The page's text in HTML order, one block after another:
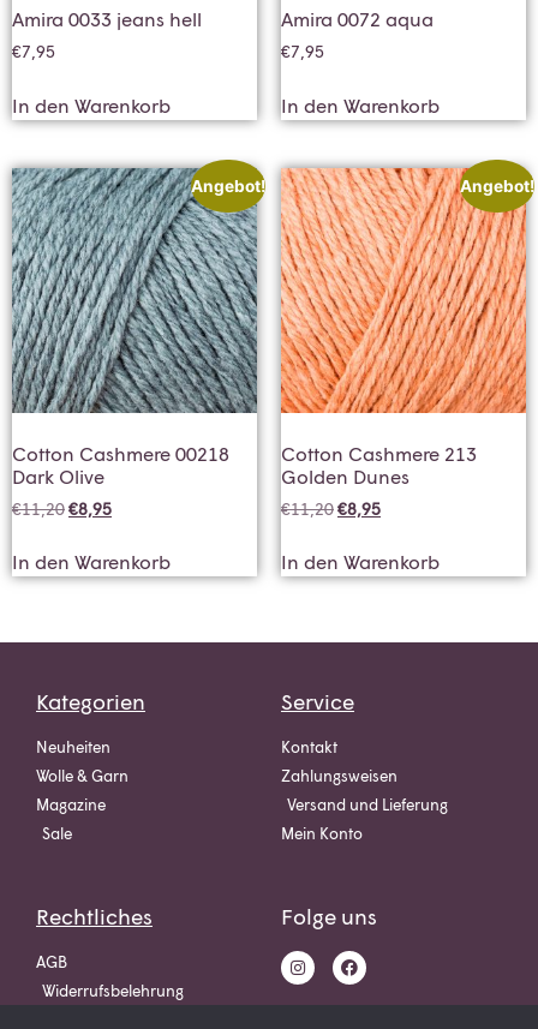
Amira 0033 jeans hell
€7,95
In den Warenkorb
Amira 0072 aqua
€7,95
In den Warenkorb
Angebot!
Cotton Cashmere 00218
Dark Olive
€11,20€8,95
In den Warenkorb
Angebot!
Cotton Cashmere 213
Golden Dunes
€11,20€8,95
In den Warenkorb
Kategorien
Neuheiten
Wolle & Garn
Magazine
Sale
Service
Kontakt
Zahlungsweisen
Versand und Lieferung
Mein Konto
Rechtliches
AGB
Widerrufsbelehrung
Folge uns